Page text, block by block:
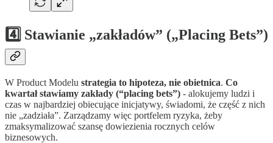
4️⃣ Stawianie „zakładów” („Placing Bets”)
W Product Modelu strategia to hipoteza, nie obietnica. Co
kwartał stawiamy zakłady (“placing bets”) - alokujemy ludzi i
czas w najbardziej obiecujące inicjatywy, świadomi, że część z nich
nie „zadziała”. Zarządzamy więc portfelem ryzyka, żeby
zmaksymalizować szansę dowiezienia rocznych celów
biznesowych.